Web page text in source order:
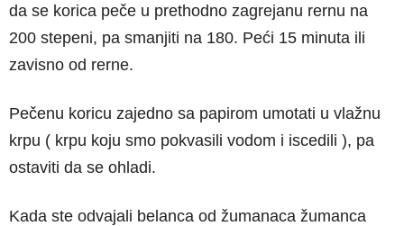
da se korica peče u prethodno zagrejanu rernu na
200 stepeni, pa smanjiti na 180. Peći 15 minuta ili
zavisno od rerne.
Pečenu koricu zajedno sa papirom umotati u vlažnu
krpu ( krpu koju smo pokvasili vodom i iscedili ), pa
ostaviti da se ohladi.
Kada ste odvajali belanca od žumanaca žumanca